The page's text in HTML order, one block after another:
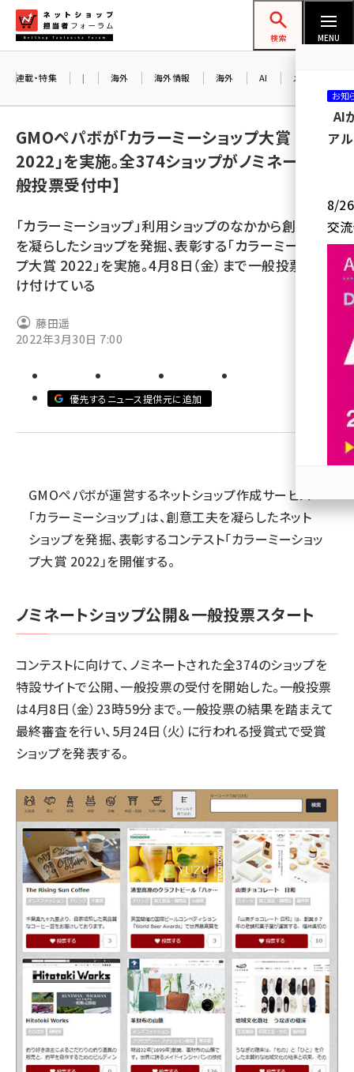
ン
ネットショップ担当者フォーラム
検索 MENU
amazon (2246)
楽天 (1871)
ecbeing (1207)
アスクル (1119)
base (1071)
revico (739)
連載・特集 | 海外 海外情報 海外 AI メタバース
GMOペパボが「カラーミーショップ大賞
2022」を実施。全374ショップがノミネート【一
般投票受付中】
「カラーミーショップ」利用ショップのなかから創意工夫
を凝らしたショップを発掘、表彰する「カラーミーショッ
プ大賞 2022」を実施。4月8日（金）まで一般投票を受
け付けている
藤田遥
2022年3月30日 7:00
優先するニュース提供元に追加
GMOペパボが運営するネットショップ作成サービス
「カラーミーショップ」は、創意工夫を凝らしたネット
ショップを発掘、表彰するコンテスト「カラーミーショッ
プ大賞 2022」を開催する。
ノミネートショップ公開＆一般投票スタート
コンテストに向けて、ノミネートされた全374のショップを
特設サイトで公開、一般投票の受付を開始した。一般投票
は4月8日（金）23時59分まで。一般投票の結果を踏まえて
最終審査を行い、5月24日（火）に行われる授賞式で受賞
ショップを発表する。
お知
AI
ア
8/26
交
参